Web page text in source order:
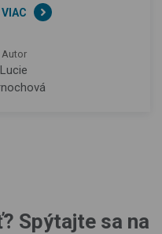
Autor
Lucie
Spýtajte sa na